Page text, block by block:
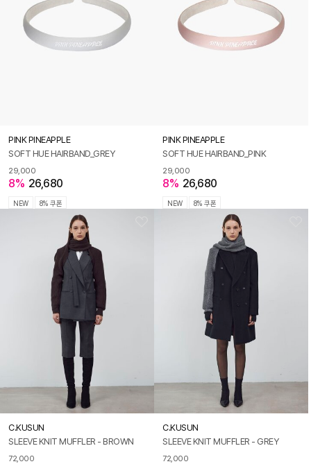
PINK PINEAPPLE
SOFT HUE HAIRBAND_GREY
29,000
8% 26,680
NEW 8% 쿠폰
PINK PINEAPPLE
SOFT HUE HAIRBAND_PINK
29,000
8% 26,680
NEW 8% 쿠폰
C.KUSUN
SLEEVE KNIT MUFFLER - BROWN
72,000
C.KUSUN
SLEEVE KNIT MUFFLER - GREY
72,000